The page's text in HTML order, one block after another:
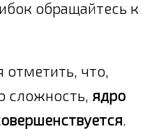
обращайтесь к
отметить, что,
сложность, ядро
.